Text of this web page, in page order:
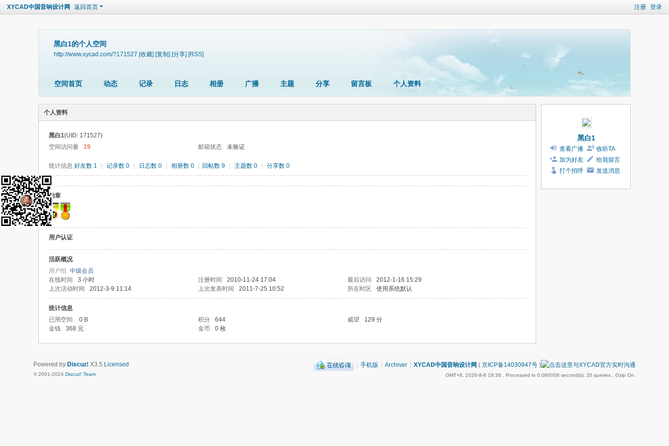
注册 登录
XYCAD中国音响设计网 返回首页
黑白1的个人空间
http://www.xycad.com/?171527 [收藏] [复制] [分享] [RSS]
空间首页 动态 记录 日志 相册 广播 主题 分享 留言板 个人资料
个人资料
黑白1(UID: 171527)
空间访问量
19 邮箱状态 未验证
统计信息 好友数 1 记录数 0 日志数 0 相册数 0 回帖数 9 主题数 0 分享数 0
勋章
用户认证
活跃概况
用户组 中级会员
在线时间
3 小时 注册时间 2010-11-24 17:04 最后访问
2012-1-16 15:29
上次活动时间
2012-3-9 11:14 上次发表时间 2011-7-25 10:52 所在时区 使用系统默认
统计信息
已用空间
0 B 积分 644 威望
129 分
金钱
368 元 金币 0 枚
黑白1
查看广播
收听TA
加为好友
给我留言
打个招呼
发送消息
| 手机版 | Archiver | XYCAD中国音响设计网 ( 京ICP备14030947号 )
GMT+8, 2026-8-8 19:36 , Processed in 0.060008 second(s), 20 queries , Gzip On.
Powered by Discuz! X3.5 Licensed
© 2001-2024 Discuz! Team